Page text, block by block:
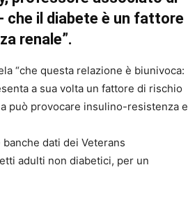
che il diabete è un fattore
renale”.
“che questa relazione è biunivoca:
a sua volta un fattore di rischio
può provocare insulino-resistenza e
dati dei Veterans
adulti non diabetici, per un